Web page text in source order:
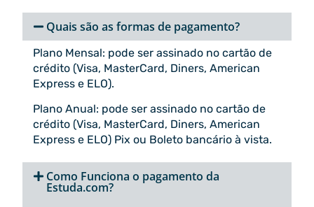
Quais são as formas de pagamento?
Plano Mensal: pode ser assinado no cartão de
crédito (Visa, MasterCard, Diners, American
Express e ELO).
Plano Anual: pode ser assinado no cartão de
crédito (Visa, MasterCard, Diners, American
Express e ELO) Pix ou Boleto bancário à vista.
Como Funciona o pagamento da
Estuda.com?